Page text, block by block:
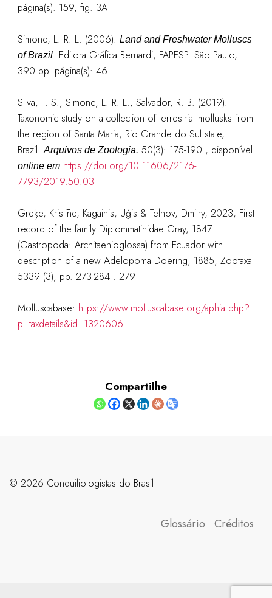
página(s): 159, fig. 3A
Simone, L. R. L. (2006). Land and Freshwater Molluscs
of Brazil. Editora Gráfica Bernardi, FAPESP. São Paulo,
390 pp. página(s): 46
Silva, F. S.; Simone, L. R. L.; Salvador, R. B. (2019).
Taxonomic study on a collection of terrestrial mollusks from
the region of Santa Maria, Rio Grande do Sul state,
Brazil.Arquivos de Zoologia. 50(3): 175-190., disponível
online em https://doi.org/10.11606/2176-
7793/2019.50.03
Greķe, Kristīne, Kagainis, Uģis & Telnov, Dmitry, 2023, First
record of the family Diplommatinidae Gray, 1847
(Gastropoda: Architaenioglossa) from Ecuador with
description of a new Adelopoma Doering, 1885, Zootaxa
5339 (3), pp. 273-284 : 279
Molluscabase: https://www.molluscabase.org/aphia.php?
p=taxdetails&id=1320606
Compartilhe
©️ 2026 Conquiliologistas do Brasil
Glossário Créditos